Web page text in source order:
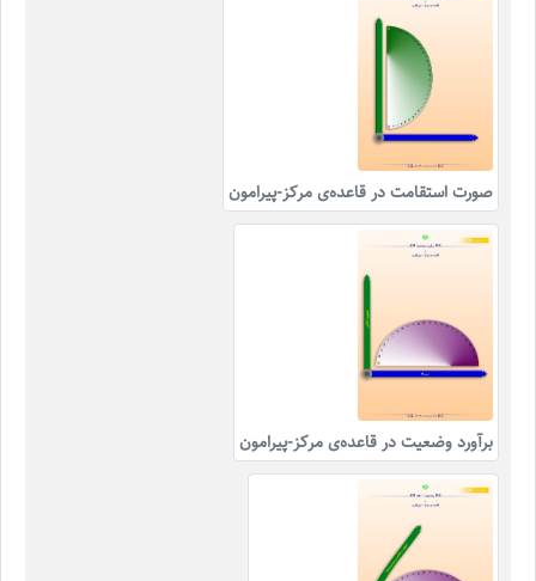
صورت استقامت در قاعده‌ی مرکز-پیرامون
برآورد وضعیت در قاعده‌ی مرکز-پیرامون